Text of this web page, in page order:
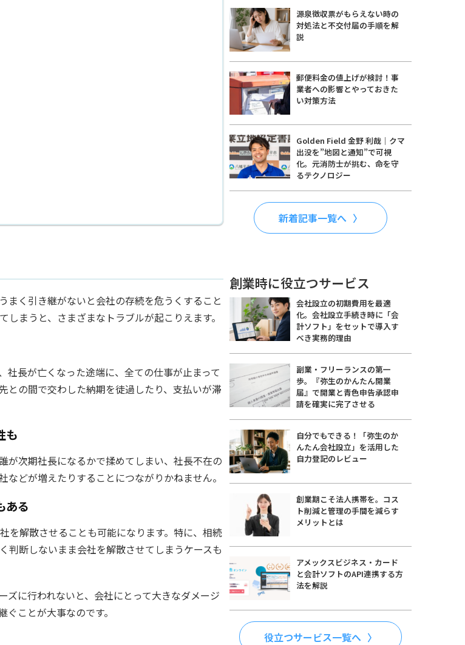
まく引き継がないと会社の存続を危うくすること
まうと、さまざまなトラブルが起こりえます。
長が亡くなった途端に、全ての仕事が止まって
との間で交わした納期を徒過したり、支払いが滞
も
が次期社長になるかで揉めてしまい、社長不在の
どが増えたりすることにつながりかねません。
ある
を解散させることも可能になります。特に、相続
判断しないまま会社を解散させてしまうケースも
ズに行われないと、会社にとって大きなダメージ
ことが大事なのです。
源泉徴収票がもらえない時の
対処法と不交付届の手順を解
説
郵便料金の値上げが検討！事
業者への影響とやっておきた
い対策方法
Golden Field 金野 利哉｜クマ
出没を”地図と通知”で可視
化。元消防士が挑む、命を守
るテクノロジー
新着記事一覧へ
創業時に役立つサービス
会社設立の初期費用を最適
化。会社設立手続き時に「会
計ソフト」をセットで導入す
べき実務的理由
副業・フリーランスの第一
歩。『弥生のかんたん開業
届』で開業と青色申告承認申
請を確実に完了させる
自分でもできる！「弥生のか
んたん会社設立」を活用した
自力登記のレビュー
創業期こそ法人携帯を。コス
ト削減と管理の手間を減らす
メリットとは
アメックスビジネス・カード
と会計ソフトのAPI連携する方
法を解説
役立つサービス一覧へ